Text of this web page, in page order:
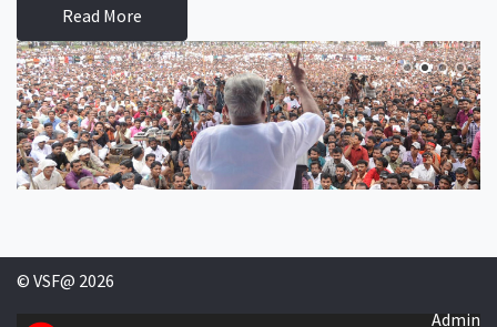
Read More
© VSF@ 2026
Admin